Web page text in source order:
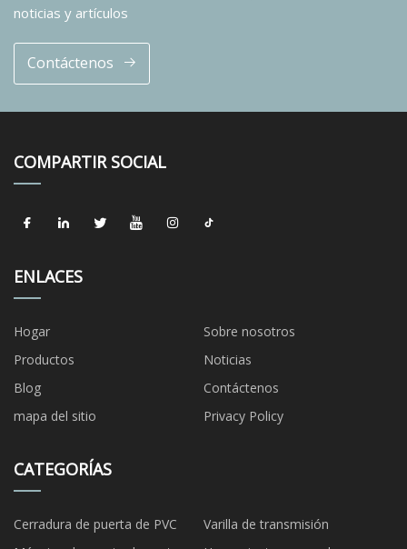
noticias y artículos
Contáctenos
COMPARTIR SOCIAL
ENLACES
Hogar
Sobre nosotros
Productos
Noticias
Blog
Contáctenos
mapa del sitio
Privacy Policy
CATEGORÍAS
Cerradura de puerta de PVC
Varilla de transmisión